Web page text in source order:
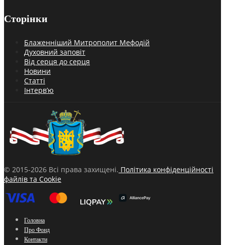
Сторінки
Блаженніший Митрополит Мефодій
Духовний заповіт
Від серця до серця
Новини
Статті
Інтерв’ю
© 2015-2026 Всі права захищені. Політика конфіденційності
файлів та Cookie
Головна
Про Фонд
Контакти